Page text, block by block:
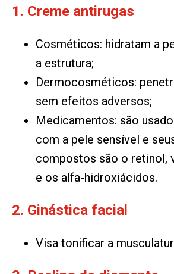
1. Creme antirugas
Cosméticos: hidratam a
a estrutura;
Dermocosméticos:
sem efeitos adversos;
Medicamentos: são
com a pele sensível e
compostos são o retinol,
e os alfa-hidroxiácidos.
2. Ginástica facial
Visa tonificar a